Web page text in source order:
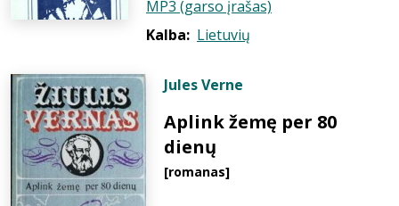
MP3 (garso įrašas)
Kalba: Lietuvių
Jules Verne
Aplink žemę per 80
dienų
[romanas]